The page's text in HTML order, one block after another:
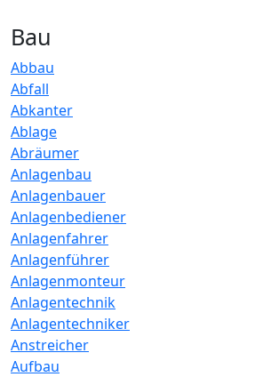
Bau
Abbau
Abfall
Abkanter
Ablage
Abräumer
Anlagenbau
Anlagenbauer
Anlagenbediener
Anlagenfahrer
Anlagenführer
Anlagenmonteur
Anlagentechnik
Anlagentechniker
Anstreicher
Aufbau